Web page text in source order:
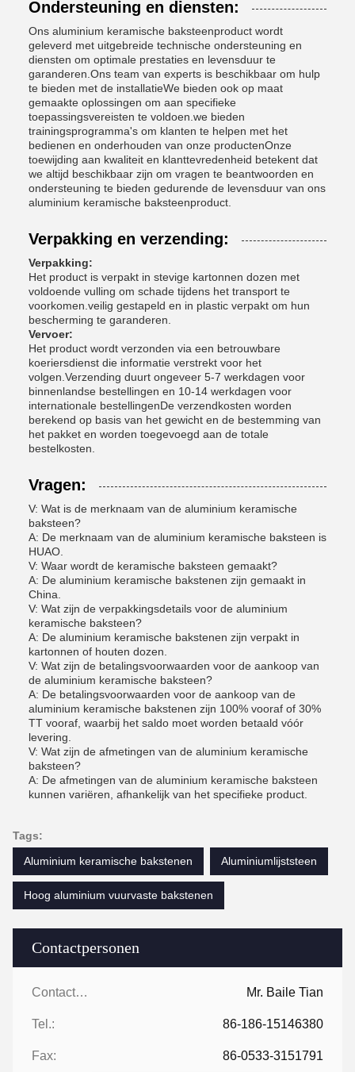
Contactpersonen
Contactpersonen: Mr. Baile Tian
Tel.: 86-186-15146380
Fax: 86-0533-3151791
Ondersteuning en diensten:
Ons aluminium keramische baksteenproduct wordt
geleverd met uitgebreide technische ondersteuning en
diensten om optimale prestaties en levensduur te
garanderen.Ons team van experts is beschikbaar om hulp
te bieden met de installatieWe bieden ook op maat
gemaakte oplossingen om aan specifieke
toepassingsvereisten te voldoen.we bieden
trainingsprogramma's om klanten te helpen met het
bedienen en onderhouden van onze productenOnze
toewijding aan kwaliteit en klanttevredenheid betekent dat
we altijd beschikbaar zijn om vragen te beantwoorden en
ondersteuning te bieden gedurende de levensduur van ons
aluminium keramische baksteenproduct.
Verpakking en verzending:
Verpakking:
Het product is verpakt in stevige kartonnen dozen met
voldoende vulling om schade tijdens het transport te
voorkomen.veilig gestapeld en in plastic verpakt om hun
bescherming te garanderen.
Vervoer:
Het product wordt verzonden via een betrouwbare
koeriersdienst die informatie verstrekt voor het
volgen.Verzending duurt ongeveer 5-7 werkdagen voor
binnenlandse bestellingen en 10-14 werkdagen voor
internationale bestellingenDe verzendkosten worden
berekend op basis van het gewicht en de bestemming van
het pakket en worden toegevoegd aan de totale
bestelkosten.
Vragen:
V: Wat is de merknaam van de aluminium keramische
baksteen?
A: De merknaam van de aluminium keramische baksteen is
HUAO.
V: Waar wordt de keramische baksteen gemaakt?
A: De aluminium keramische bakstenen zijn gemaakt in
China.
V: Wat zijn de verpakkingsdetails voor de aluminium
keramische baksteen?
A: De aluminium keramische bakstenen zijn verpakt in
kartonnen of houten dozen.
V: Wat zijn de betalingsvoorwaarden voor de aankoop van
de aluminium keramische baksteen?
A: De betalingsvoorwaarden voor de aankoop van de
aluminium keramische bakstenen zijn 100% vooraf of 30%
TT vooraf, waarbij het saldo moet worden betaald vóór
levering.
V: Wat zijn de afmetingen van de aluminium keramische
baksteen?
A: De afmetingen van de aluminium keramische baksteen
kunnen variëren, afhankelijk van het specifieke product.
Tags:
Aluminium keramische bakstenen
Aluminiumlijststeen
Hoog aluminium vuurvaste bakstenen